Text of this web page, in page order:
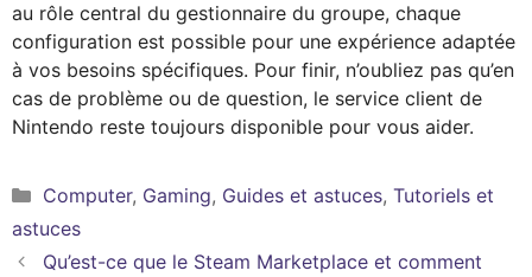
au rôle central du gestionnaire du groupe, chaque
configuration est possible pour une expérience adaptée
à vos besoins spécifiques. Pour finir, n’oubliez pas qu’en
cas de problème ou de question, le service client de
Nintendo reste toujours disponible pour vous aider.
Catégories
Computer, Gaming, Guides et astuces, Tutoriels et
astuces
Qu’est-ce que le Steam Marketplace et comment